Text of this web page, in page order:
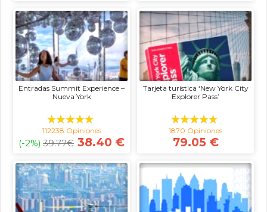
Entradas Summit Experience –
Nueva York
112238 Opiniones
(-2%) 39.77€ 38.40 €
Tarjeta turística ‘New York City
Explorer Pass’
1870 Opiniones
79.05 €